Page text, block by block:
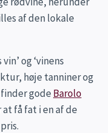
af den lokale
og ‘vinens
høje tanniner og
gode Barolo
få fat i en af de